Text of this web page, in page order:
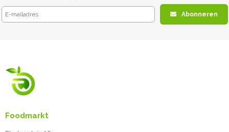
Abonneren
Foodmarkt